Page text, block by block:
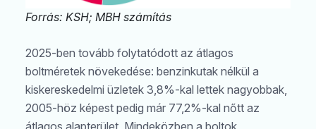
Forrás: KSH; MBH számítás
2025-ben tovább folytatódott az átlagos
boltméretek növekedése: benzinkutak nélkül a
kiskereskedelmi üzletek 3,8%-kal lettek nagyobbak,
2005-höz képest pedig már 77,2%-kal nőtt az